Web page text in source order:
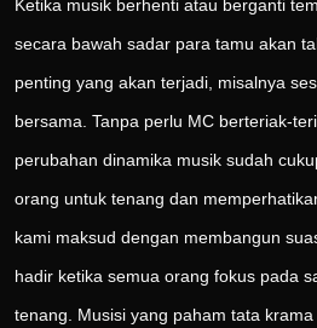
Ketika musik berhenti atau berganti
secara bawah sadar para tamu akan
penting yang akan terjadi, misalnya
bersama. Tanpa perlu MC berteriak-
perubahan dinamika musik sudah
orang untuk tenang dan
kami maksud dengan membangun
hadir ketika semua orang fokus pada
tenang. Musisi yang paham tata